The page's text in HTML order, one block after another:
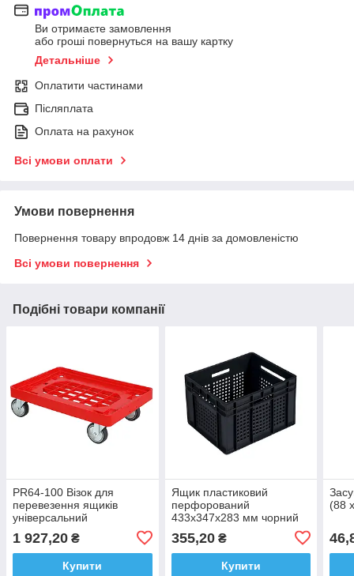
Ви отримаєте замовлення
або гроші повернуться на вашу картку
Детальніше
Оплатити частинами
Післяплата
Оплата на рахунок
Всі умови оплати
Умови повернення
Повернення товару впродовж 14 днів за домовленістю
Всі умови повернення
Подібні товари компанії
PR64-100 Візок для
перевезення ящиків
універсальний
1 927,20 ₴
Купити
Ящик пластиковий
перфорований
433х347х283 мм чорний
355,20₴
Купити
(88